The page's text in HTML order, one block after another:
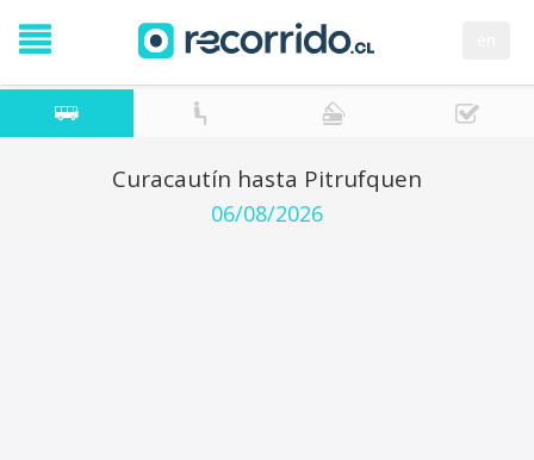
Curacautín hasta Pitrufquen
06/08/2026